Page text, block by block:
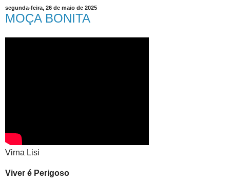
segunda-feira, 26 de maio de 2025
MOÇA BONITA
Virna Lisi
Viver é Perigoso